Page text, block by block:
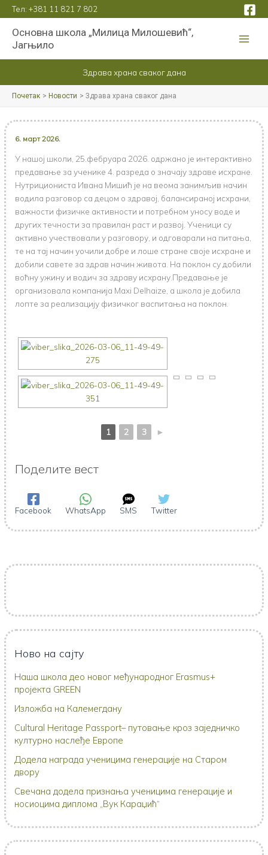
Пређи
на
садржај
Тел: +381 11 821 7 802
Основна школа „Милица Милошевић“,
Јагњило
Здрава храна сваког дана
Почетак Новости Здрава храна сваког дана
6. март 2026.
У нашој школи, 25.фебруара 2026. одржано је интерактивно
предавање за ученике 4. разреда о значају здраве исхране.
Нутрициониста Ивана Мишић је на веома занимљив начин
водила разговор са децом о здравој, балансираној исхрани,
важности физичке активности и потребном уносу воде и
других течности за правилан раст и развој. Ученици су
активно учествовали у разговору, и одговарали на питања,
те на тај начин уочили добре и лоше стране своје исхране и
добили савете за здрав начин живота. На поклон су добили
воћну ужину и водич за здраву исхрану.Предавање је
организовала компанија Maxi Delhaize, а школа је добила
лопте за реализацију физичког васпитања на поклон.
1 2 3 ►
Поделите вест
Facebook WhatsApp SMS Twitter
Ново на сајту
Наша школа део новог међународног Erasmus+
пројекта GREEN
Изложба на Калемегдану
Cultural Heritage Passport– путовање кроз заједничко
културно наслеђе Европе
Додела награда ученицима генерације на Старом
двору
Свечана додела признања ученицима генерације и
носиоцима диплома „Вук Караџић“